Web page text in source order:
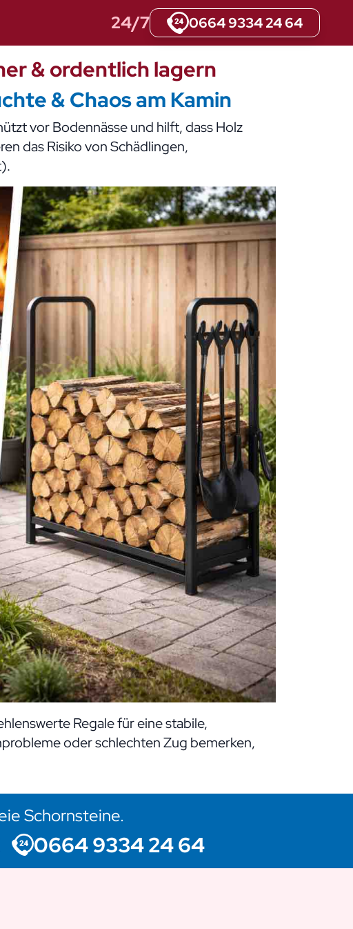
24/7 0664 9334 24 64
& ordentlich lagern
& Chaos am Kamin
vor Bodennässe und hilft, dass Holz
das Risiko von Schädlingen,
Regale für eine stabile,
oder schlechten Zug bemerken,
Schornsteine.
0664 9334 24 64